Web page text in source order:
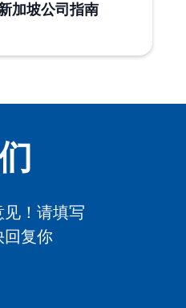
加坡公司指南
！请填写
回复你